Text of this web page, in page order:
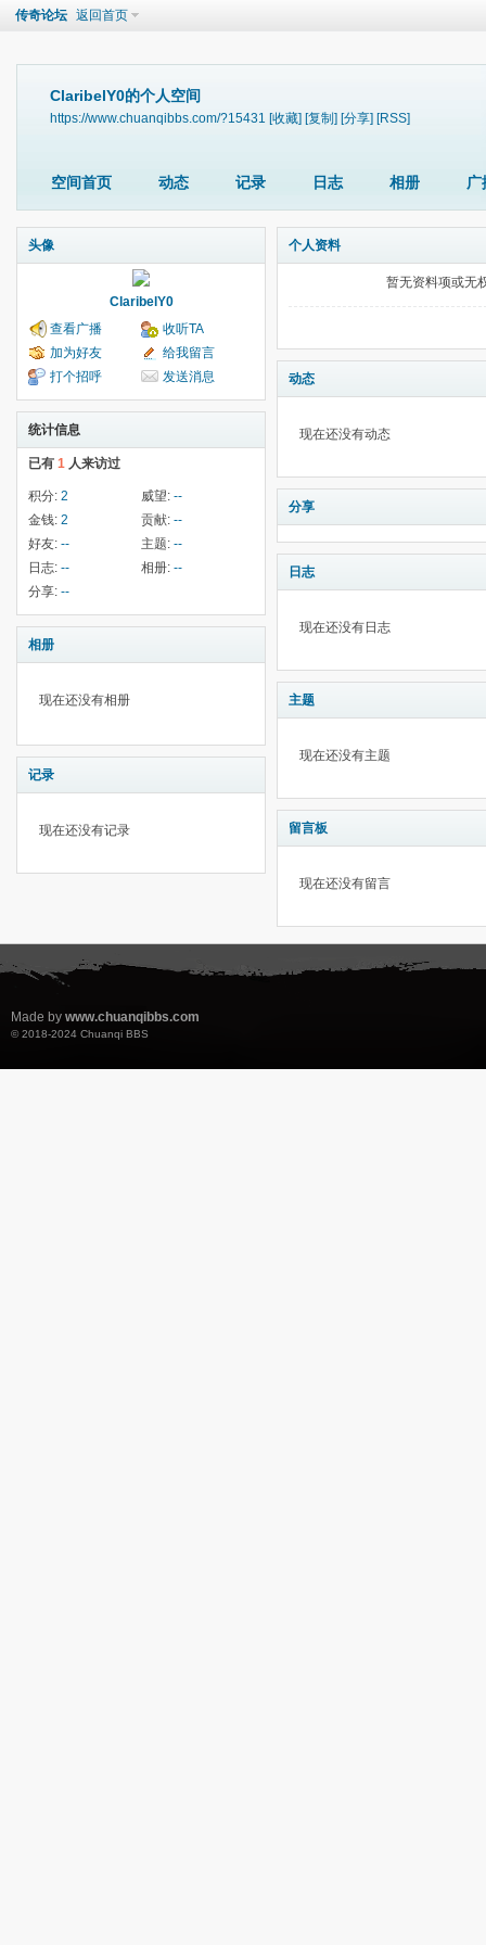
传奇论坛 返回首页
ClaribelY0的个人空间
https://www.chuanqibbs.com/?15431 [收藏] [复制] [分享] [RSS]
空间首页 动态 记录 日志 相册 广
头像
ClaribelY0
查看广播
收听TA
加为好友
给我留言
打个招呼
发送消息
统计信息
已有 1 人来访过
积分: 2 威望: --
金钱: 2 贡献: --
好友: -- 主题: --
日志: -- 相册: --
分享: --
相册
现在还没有相册
记录
现在还没有记录
个人资料
暂无资料项或无
动态
现在还没有动态
分享
日志
现在还没有日志
主题
现在还没有主题
留言板
现在还没有留言
Made by www.chuanqibbs.com
© 2018-2024 Chuanqi BBS